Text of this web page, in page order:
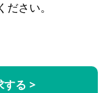
さい。
する >